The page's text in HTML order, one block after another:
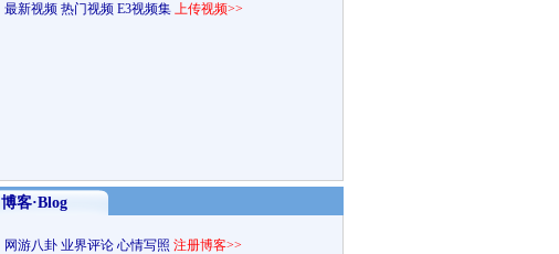
最新视频 热门视频 E3视频集 上传视频>>
博客·Blog
网游八卦 业界评论 心情写照 注册博客>>